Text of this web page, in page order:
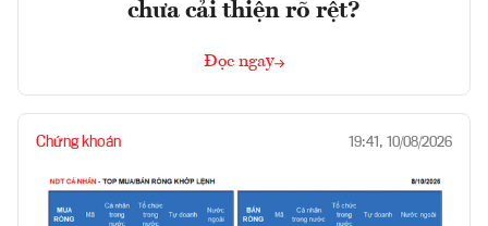
chưa cải thiện rõ rệt?
Đọc ngay
Chứng khoán 19:41, 10/08/2026